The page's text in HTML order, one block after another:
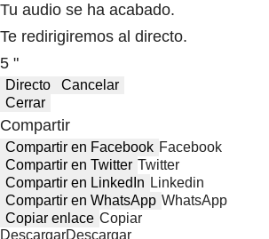
Tu audio se ha acabado.
Te redirigiremos al directo.
5 "
Directo
Cancelar
Cerrar
Compartir
Compartir en Facebook Facebook
Compartir en Twitter Twitter
Compartir en LinkedIn Linkedin
Compartir en WhatsApp WhatsApp
Copiar enlace Copiar
DescargarDescargar